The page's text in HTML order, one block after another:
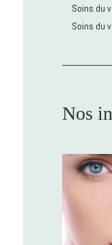
Soins du
Soins du
Nos